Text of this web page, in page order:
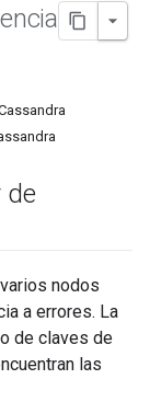
de
nodos
a errores. La
de claves de
las